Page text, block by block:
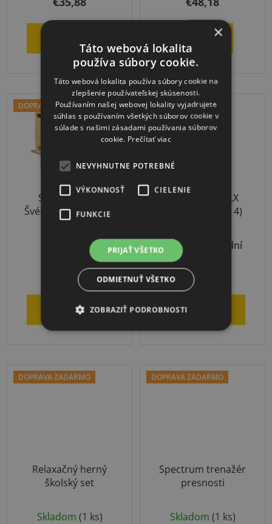
5
hviezdičiek.
DETAIL
DOPRAVA ZADARMO
Sport-Thieme
Švédska debna 5D s
kolieskami
3-4 týždne
€1 759
DO KOŠÍKA
Thera-Band CLX
Zelená (stupeň 4)
Odoslanie 3-7 dní
€18,35
DO KOŠÍKA
DOPRAVA ZADARMO
Relaxačný herný
školský set
Skladom (1 ks)
DOPRAVA ZADARMO
Spectrum trenažér
presnosti
Skladom (1 ks)
×
Táto webová lokalita
používa súbory cookie.
Táto webová lokalita používa súbory cookie na
zlepšenie používateľskej skúsenosti.
Používaním našej webovej lokality vyjadrujete
súhlas s používaním všetkých súborov cookie v
súlade s našimi zásadami používania súborov
cookie. Prečítať viac
NEVYHNUTNE POTREBNÉ
VÝKONNOSŤ CIELENIE
FUNKCIE
PRIJAŤ VŠETKO
ODMIETNUŤ VŠETKO
ZOBRAZIŤ PODROBNOSTI